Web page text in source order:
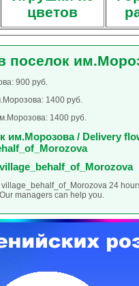
цветов
поселок
900 руб.
1400 руб.
1400 руб.
им.Морозова / Delivery
24
managers can help you.